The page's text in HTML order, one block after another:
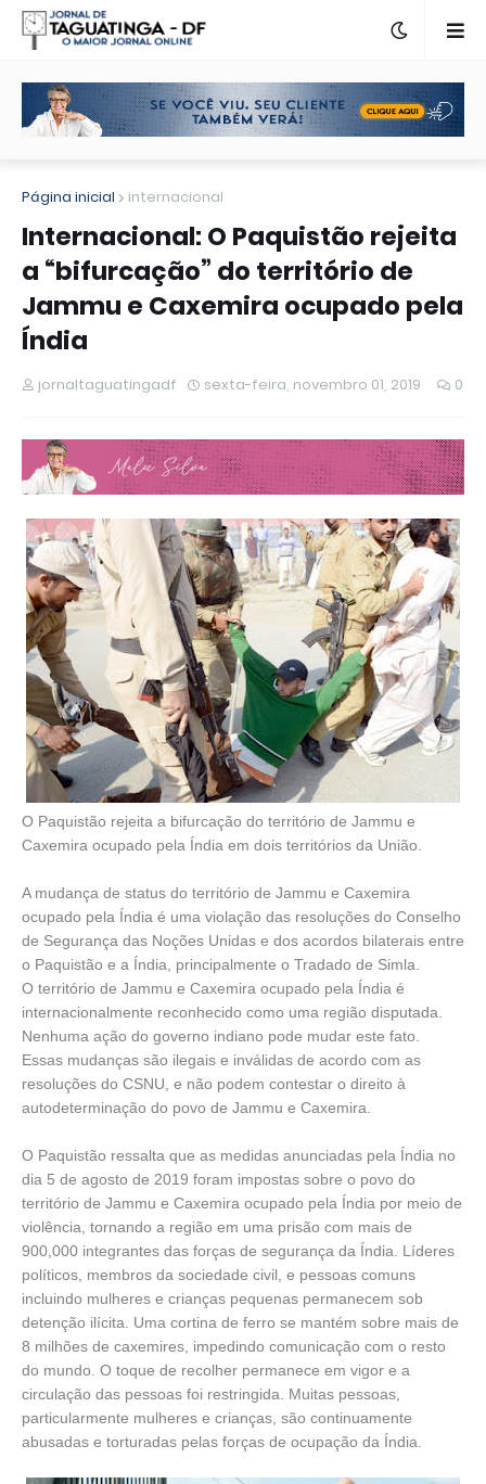
Página inicial internacional
Internacional: O Paquistão rejeita
a “bifurcação” do território de
Jammu e Caxemira ocupado pela
Índia
jornaltaguatingadf sexta-feira, novembro 01, 2019 0
O Paquistão rejeita a bifurcação do território de Jammu e
Caxemira ocupado pela Índia em dois territórios da União.
A mudança de status do território de Jammu e Caxemira
ocupado pela Índia é uma violação das resoluções do Conselho
de Segurança das Noções Unidas e dos acordos bilaterais entre
o Paquistão e a Índia, principalmente o Tradado de Simla.
O território de Jammu e Caxemira ocupado pela Índia é
internacionalmente reconhecido como uma região disputada.
Nenhuma ação do governo indiano pode mudar este fato.
Essas mudanças são ilegais e inválidas de acordo com as
resoluções do CSNU, e não podem contestar o direito à
autodeterminação do povo de Jammu e Caxemira.
O Paquistão ressalta que as medidas anunciadas pela Índia no
dia 5 de agosto de 2019 foram impostas sobre o povo do
território de Jammu e Caxemira ocupado pela Índia por meio de
violência, tornando a região em uma prisão com mais de
900,000 integrantes das forças de segurança da Índia. Líderes
políticos, membros da sociedade civil, e pessoas comuns
incluindo mulheres e crianças pequenas permanecem sob
detenção ilícita. Uma cortina de ferro se mantém sobre mais de
8 milhões de caxemires, impedindo comunicação com o resto
do mundo. O toque de recolher permanece em vigor e a
circulação das pessoas foi restringida. Muitas pessoas,
particularmente mulheres e crianças, são continuamente
abusadas e torturadas pelas forças de ocupação da Índia.